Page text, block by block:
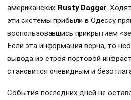
американских Rusty Dagger .
эти системы прибыли в Одессу
воспользовавшись прикрытием
Если эта информация верна, то
вывода из строя портовой
становится очевидным и
События последних дней не